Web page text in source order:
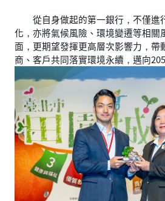
從自身做起的第一銀行，不僅進
化，亦將氣候風險、環境變遷等相關
面，更期望發揮更高層次影響力，帶
商、客戶共同落實環境永續，邁向